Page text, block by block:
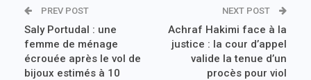
PREV POST
Saly Portudal : une
femme de ménage
écrouée après le vol de
bijoux estimés à 10
NEXT POST
Achraf Hakimi face à la
justice : la cour d’appel
valide la tenue d’un
procès pour viol